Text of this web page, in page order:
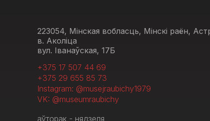
223054, Мінская вобласць, Мінскі раён,
в. Аколіца
вул. Іванаўская, 17Б
+375 17 507 44 69
+375 29 655 85 73
Instagram: @musejraubichy1979
VK: @museumraubichy
аўторак - нядзеля